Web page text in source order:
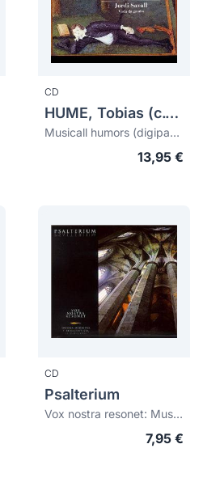
CD
HUME, Tobias (c.1579-1645)
Musicall humors (digipack)
13,95 €
CD
Psalterium
Vox nostra resonet: Musica medieval y renacentista s.XIII-s.XVI (digipack)
7,95 €